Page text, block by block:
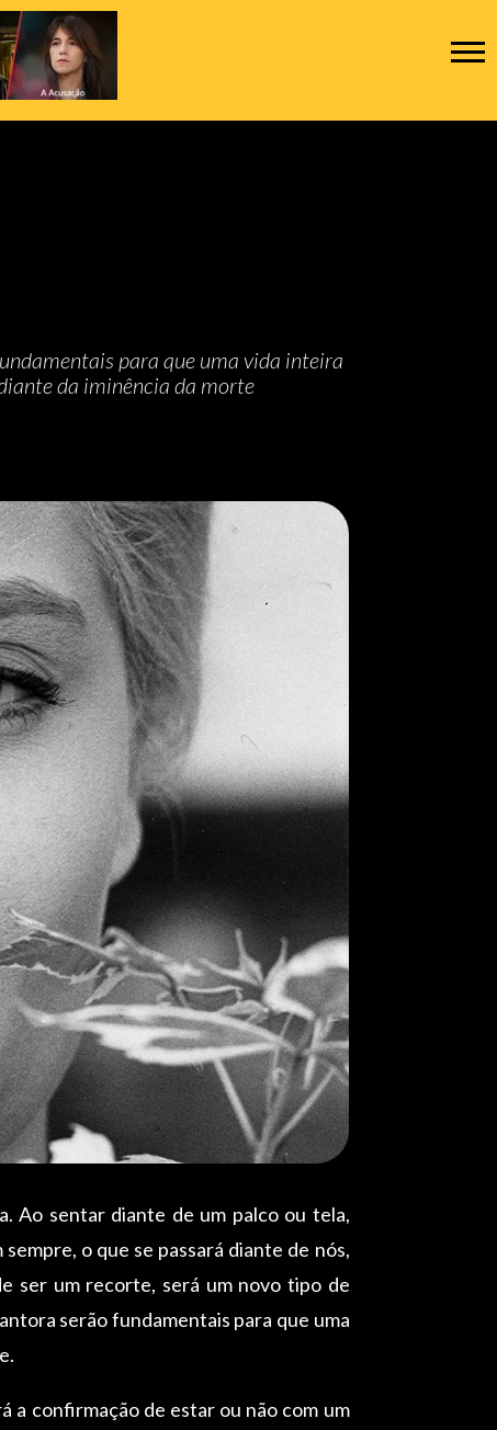
para que uma vida inteira
da iminência da morte
Ao sentar diante de um palco ou tela,
o que se passará diante de nós,
ser um recorte, será um novo tipo de
serão fundamentais para que uma
a confirmação de estar ou não com um